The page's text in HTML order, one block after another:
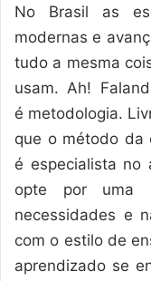
No Brasil as
modernas e
tudo a mesma
usam. Ah!
é metodologia.
que o método da
é especialista no
opte por uma
necessidades e
com o estilo de
aprendizado se